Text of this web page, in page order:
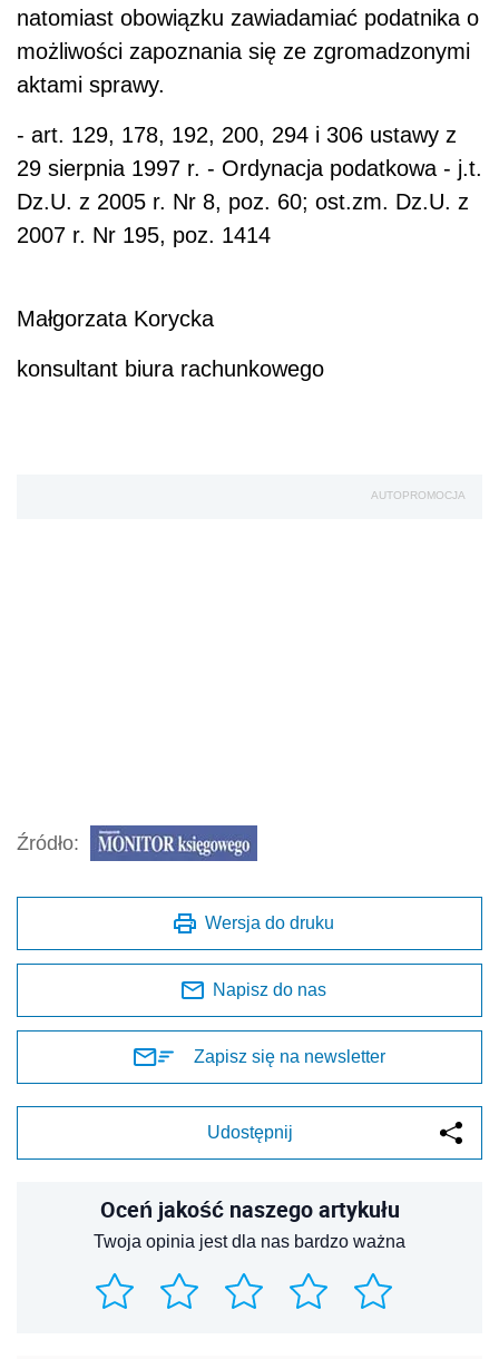
natomiast obowiązku zawiadamiać podatnika o
możliwości zapoznania się ze zgromadzonymi
aktami sprawy.
- art. 129, 178, 192, 200, 294 i 306 ustawy z
29 sierpnia 1997 r. - Ordynacja podatkowa - j.t.
Dz.U. z 2005 r. Nr 8, poz. 60; ost.zm. Dz.U. z
2007 r. Nr 195, poz. 1414
Małgorzata Korycka
konsultant biura rachunkowego
AUTOPROMOCJA
Źródło:
Wersja do druku
Napisz do nas
Zapisz się na newsletter
Udostępnij
Oceń jakość naszego artykułu
Twoja opinia jest dla nas bardzo ważna